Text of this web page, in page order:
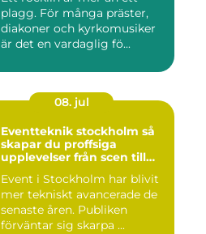
plagg. För många präster,
diakoner och kyrkomusiker
är det en vardaglig fö...
08. jul
Eventteknik stockholm så
skapar du proffsiga
upplevelser från scen till
Event i Stockholm har blivit
mer tekniskt avancerade de
senaste åren. Publiken
förväntar sig skarpa ...